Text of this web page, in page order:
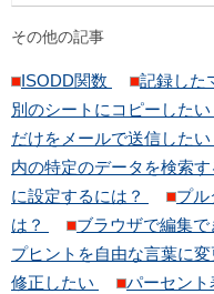
その他の記事
ISODD関数 記録した
別のシートにコピーしたい
だけをメールで送信したい
内の特定のデータを検索す
に設定するには？
プル
は？
ブラウザで編集
プヒントを自由な言葉に変
修正したい
パーセン